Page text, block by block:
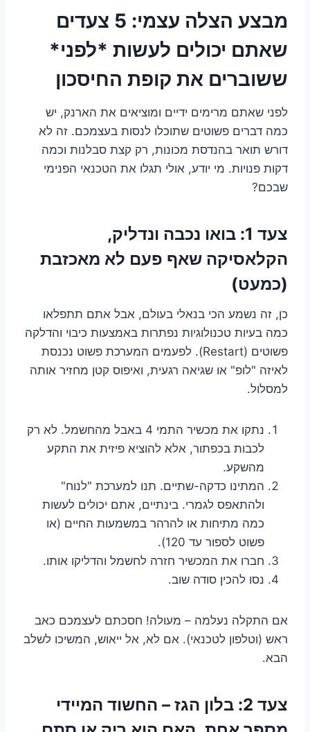
מבצע הצלה עצמי: 5 צעדים
שאתם יכולים לעשות *לפני*
ששוברים את קופת החיסכון
לפני שאתם מרימים ידיים ומוציאים את הארנק, יש
כמה דברים פשוטים שתוכלו לנסות בעצמכם. זה לא
דורש תואר בהנדסת מכונות, רק קצת סבלנות וכמה
דקות פנויות. מי יודע, אולי תגלו את הטכנאי הפנימי
שבכם?
צעד 1: בואו נכבה ונדליק,
הקלאסיקה שאף פעם לא מאכזבת
(כמעט)
כן, זה נשמע הכי בנאלי בעולם, אבל אתם תתפלאו
כמה בעיות טכנולוגיות נפתרות באמצעות כיבוי והדלקה
פשוטים (Restart). לפעמים המערכת פשוט נכנסת
לאיזה "לופ" או שגיאה רגעית, ואיפוס קטן מחזיר אותה
למסלול.
נתקו את מכשיר התמי 4 באבל מהחשמל. לא רק
לכבות בכפתור, אלא להוציא פיזית את התקע
מהשקע.
המתינו כדקה-שתיים. תנו למערכת "לנוח"
ולהתאפס לגמרי. בינתיים, אתם יכולים לעשות
כמה מתיחות או להרהר במשמעות החיים (או
פשוט לספור עד 120).
חברו את המכשיר חזרה לחשמל והדליקו אותו.
נסו להכין סודה שוב.
אם התקלה נעלמה – מעולה! חסכתם לעצמכם כאב
ראש (וטלפון לטכנאי). אם לא, אל ייאוש, המשיכו לשלב
הבא.
צעד 2: בלון הגז – החשוד המיידי